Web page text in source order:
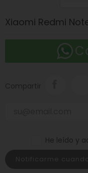
Xiaomi Redmi
Compartir
He leído y